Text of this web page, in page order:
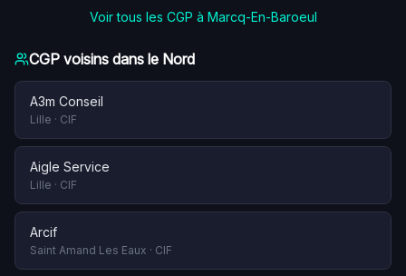
Voir tous les CGP à Marcq-En-Baroeul
CGP voisins dans le Nord
A3m Conseil
Lille · CIF
Aigle Service
Lille · CIF
Arcif
Saint Amand Les Eaux · CIF